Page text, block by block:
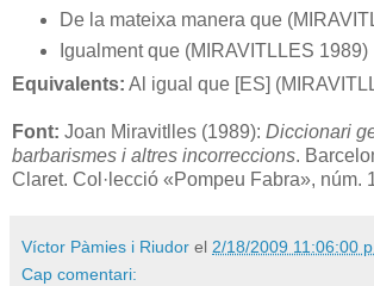
De la mateixa manera que
Igualment que (MIRAVITLLES 1989)
Equivalents: Al igual que [ES]
Font: Joan Miravitlles (1989): Diccionari
barbarismes i altres incorreccions.
Claret. Col·lecció «Pompeu Fabra», núm.
Víctor Pàmies i Riudor el 2/18/2009 11:06:00
Cap comentari: